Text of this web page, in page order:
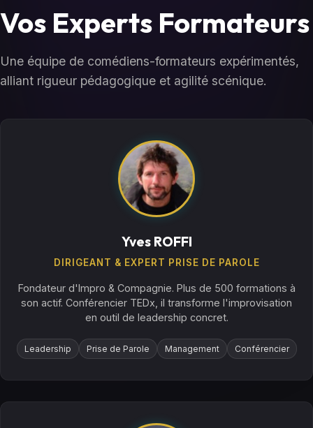
Vos Experts Formateurs
Une équipe de comédiens-formateurs expérimentés,
alliant rigueur pédagogique et agilité scénique.
Yves ROFFI
DIRIGEANT & EXPERT PRISE DE PAROLE
Fondateur d'Impro & Compagnie. Plus de 500 formations à
son actif. Conférencier TEDx, il transforme l'improvisation
en outil de leadership concret.
Leadership Prise de Parole Management Conférencier